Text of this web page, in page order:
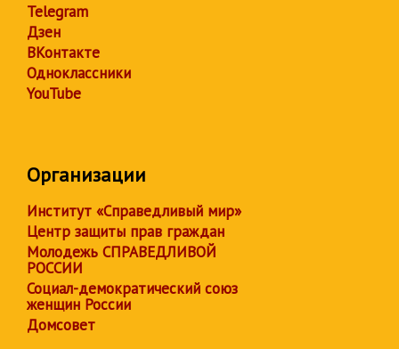
Telegram
Дзен
ВКонтакте
Одноклассники
YouTube
Организации
Институт «Справедливый мир»
Центр защиты прав граждан
Молодежь СПРАВЕДЛИВОЙ
РОССИИ
Социал-демократический союз
женщин России
Домсовет